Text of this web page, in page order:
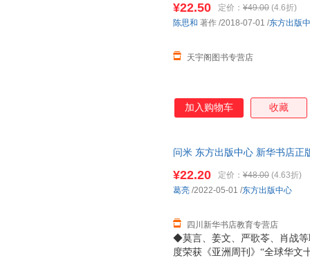
点了一盏桂花香，不识大字的
慧。痴迷于其中的读者，看不
¥22.50 定价： ¥49.00 (4.6折)
天宇阁图书专营店
陈思和 著作 /2018-07-01 /东方出版
加入购物车 收藏
问米 东方出版中心 新华书店正
◆莫言、姜文、严歌苓、肖战
度荣获《亚洲周刊》“全球华文
¥22.20 定价： ¥48.00 (4.63折)
四川新华书店教育专营店
葛亮 /2022-05-01 /东方出版中心